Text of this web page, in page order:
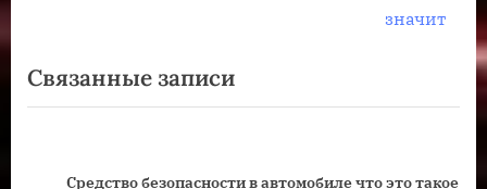
д
у
д
у
значит
Связанные записи
Средство безопасности в автомобиле что это такое